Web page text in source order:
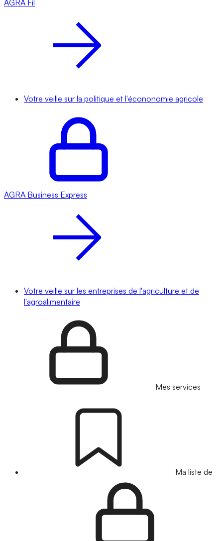
AGRA Fil
Votre veille sur la politique et l'écononomie agricole
AGRA Business Express
Votre veille sur les entreprises de l'agriculture et de
l'agroalimentaire
Mes services
Ma liste de